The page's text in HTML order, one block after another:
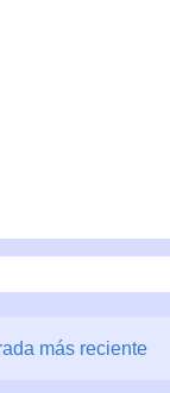
más reciente